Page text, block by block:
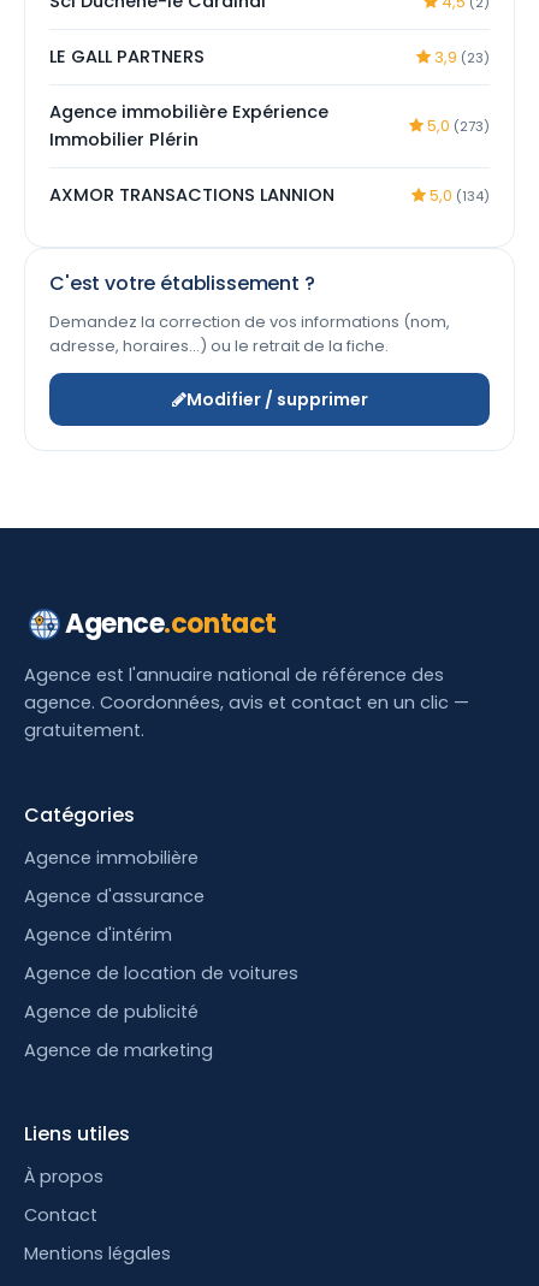
LE GALL PARTNERS 3,9 (23)
Agence immobilière Expérience
Immobilier Plérin
5,0 (273)
AXMOR TRANSACTIONS LANNION 5,0 (134)
C'est votre établissement ?
Demandez la correction de vos informations (nom,
adresse, horaires…) ou le retrait de la fiche.
Modifier / supprimer
Agence.contact
Agence est l'annuaire national de référence des
agence. Coordonnées, avis et contact en un clic —
gratuitement.
Catégories
Agence immobilière
Agence d'assurance
Agence d'intérim
Agence de location de voitures
Agence de publicité
Agence de marketing
Liens utiles
À propos
Contact
Mentions légales